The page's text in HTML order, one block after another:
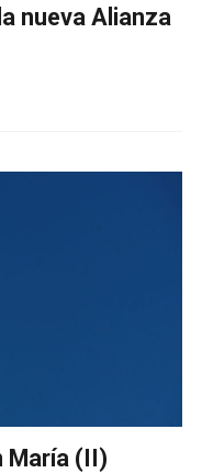
nueva Alianza
María (II)